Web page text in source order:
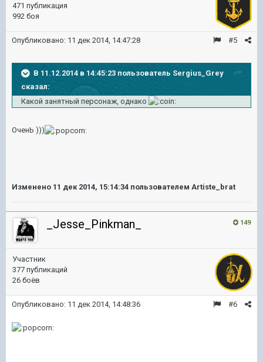
471 публикация
992 боя
#5
Опубликовано: 11 дек 2014, 14:47:28
В 11.12.2014 в 14:45:23 пользователь Sergius_Grey
сказал:
Какой занятный персонаж, однако
ОченЬ )))
Изменено 11 дек 2014, 15:14:34 пользователем Artiste_brat
149
_Jesse_Pinkman_
Участник
377 публикаций
26 боёв
#6
Опубликовано: 11 дек 2014, 14:48:36